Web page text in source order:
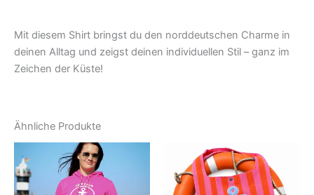
Mit diesem Shirt bringst du den norddeutschen Charme in
deinen Alltag und zeigst deinen individuellen Stil – ganz im
Zeichen der Küste!
Ähnliche Produkte